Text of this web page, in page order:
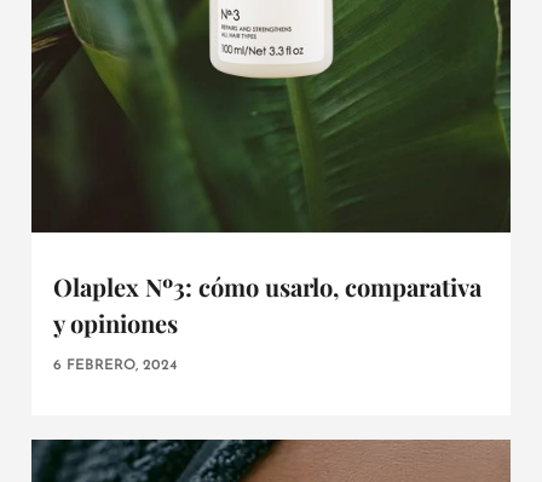
Olaplex Nº3: cómo usarlo, comparativa
y opiniones
6 FEBRERO, 2024